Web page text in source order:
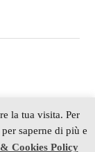
la tua visita. Per
saperne di più e
Cookies Policy